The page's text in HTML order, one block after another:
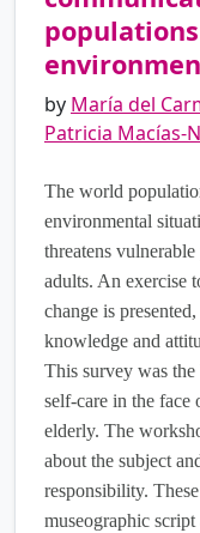
by María del
Patricia Macías-
The world
environmental
threatens
adults. An exercise
change is
knowledge and
This survey was
self-care in the face
elderly. The
about the subject
responsibility.
museographic